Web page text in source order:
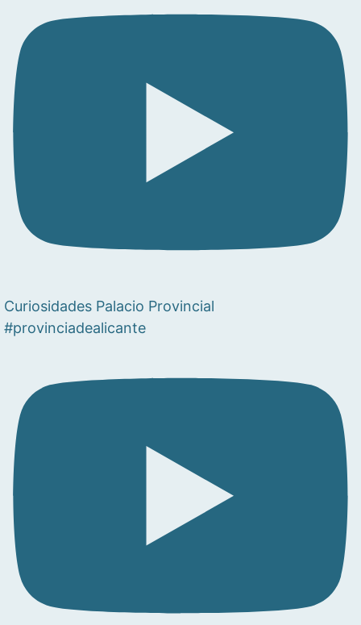
Curiosidades Palacio Provincial
#provinciadealicante